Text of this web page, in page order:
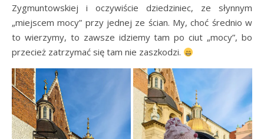
Zygmuntowskiej i oczywiście dziedziniec, ze słynnym
„miejscem mocy” przy jednej ze ścian. My, choć średnio w
to wierzymy, to zawsze idziemy tam po ciut „mocy”, bo
przecież zatrzymać się tam nie zaszkodzi.